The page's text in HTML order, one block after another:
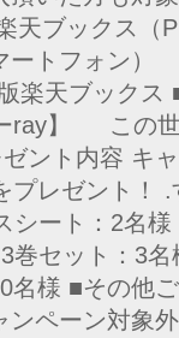
ブックス（
ートフォン
楽天ブック
ray】 この
ゼント内容 キ
プレゼント！
シート：2名
巻セット：3
名様 ■その他
ンペーン対象